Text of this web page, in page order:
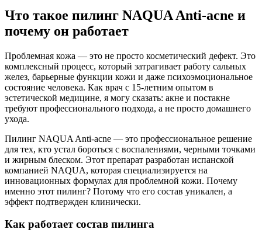
Что такое пилинг NAQUA Anti-acne и
почему он работает
Проблемная кожа — это не просто косметический дефект. Это
комплексный процесс, который затрагивает работу сальных
желез, барьерные функции кожи и даже психоэмоциональное
состояние человека. Как врач с 15-летним опытом в
эстетической медицине, я могу сказать: акне и постакне
требуют профессионального подхода, а не просто домашнего
ухода.
Пилинг NAQUA Anti-acne — это профессиональное решение
для тех, кто устал бороться с воспалениями, черными точками
и жирным блеском. Этот препарат разработан испанской
компанией NAQUA, которая специализируется на
инновационных формулах для проблемной кожи. Почему
именно этот пилинг? Потому что его состав уникален, а
эффект подтвержден клинически.
Как работает состав пилинга